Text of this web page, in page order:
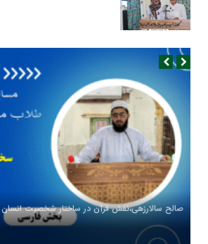
صالح سالارزهی،‌نقش قرآن در ساختار شخصیت انسان